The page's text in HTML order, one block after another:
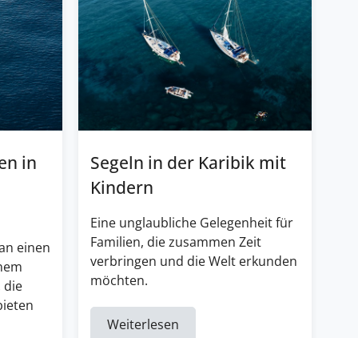
in
einen
die
Segeln in der Karibik mit
Kindern
Eine unglaubliche Gelegenheit für
Familien, die zusammen Zeit
verbringen und die Welt erkunden
möchten.
Weiterlesen